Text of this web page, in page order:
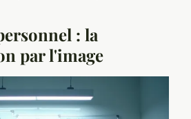
: la
par l'image